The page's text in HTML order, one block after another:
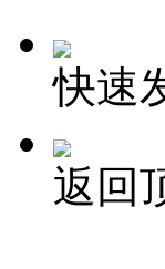
快速
返回